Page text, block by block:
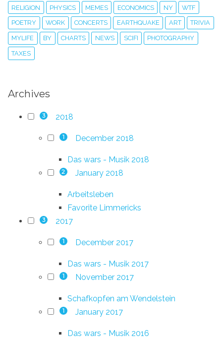
RELIGION PHYSICS MEMES ECONOMICS NY WTF
POETRY WORK CONCERTS EARTHQUAKE ART TRIVIA
MYLIFE BY CHARTS NEWS SCIFI PHOTOGRAPHY
TAXES
Archives
3 2018
1 December 2018
Das wars - Musik 2018
2 January 2018
Arbeitsleben
Favorite Limmericks
3 2017
1 December 2017
Das wars - Musik 2017
1 November 2017
Schafkopfen am Wendelstein
1 January 2017
Das wars - Musik 2016